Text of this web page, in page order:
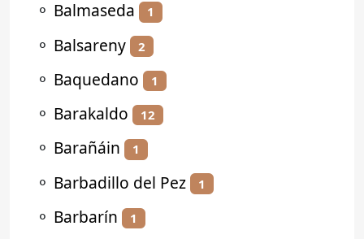
⚬ Balmaseda 1
⚬ Balsareny 2
⚬ Baquedano 1
⚬ Barakaldo 12
⚬ Barañáin 1
⚬ Barbadillo del Pez 1
⚬ Barbarín 1